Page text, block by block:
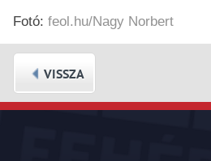
Fotó: feol.hu/Nagy Norbert
VISSZA